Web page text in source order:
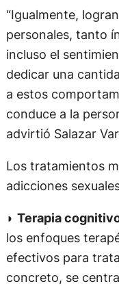
“Igualmente,
personales, tanto
incluso el
dedicar una
a estos
conduce a la
advirtió Salazar
Los tratamientos
adicciones
◗ Terapia
los enfoques
efectivos para
concreto, se